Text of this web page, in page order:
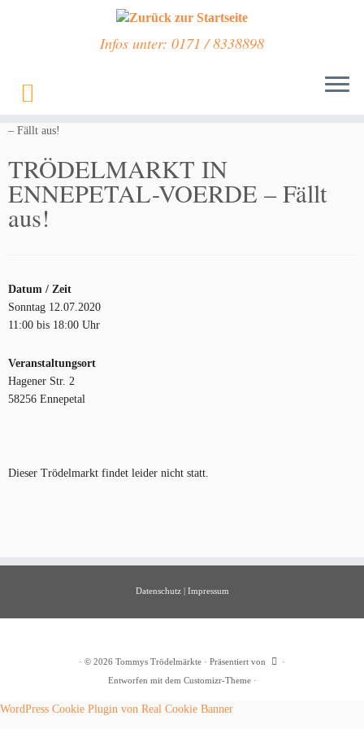
springen
Infos unter: 0171 / 8338898
– Fällt aus!
TRÖDELMARKT IN
ENNEPETAL-VOERDE – Fällt
aus!
Datum / Zeit
Sonntag 12.07.2020
11:00 bis 18:00 Uhr
Veranstaltungsort
Hagener Str. 2
58256 Ennepetal
Dieser Trödelmarkt findet leider nicht statt.
Datenschutz| Impressum
· © 2026 Tommys Trödelmärkte · Präsentiert von
·
Entworfen mit dem Customizr-Theme·
WordPress Cookie Plugin von Real Cookie Banner